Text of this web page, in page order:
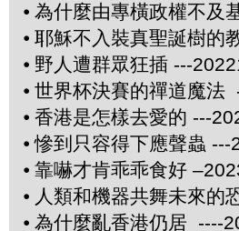
⦁ 為什麼由專橫政權不
⦁ 耶穌不入裝真聖誕樹的
⦁ 野人遭群眾狂插 ---
⦁ 世界杯決賽的禪道魔法
⦁ 香港是怎樣去愛的 ---
⦁ 慘到只容得下應聲蟲
⦁ 靠嚇才肯乖乖食好
⦁ 人類和機器共舞未來
⦁ 為什麼亂香港仍居 ----